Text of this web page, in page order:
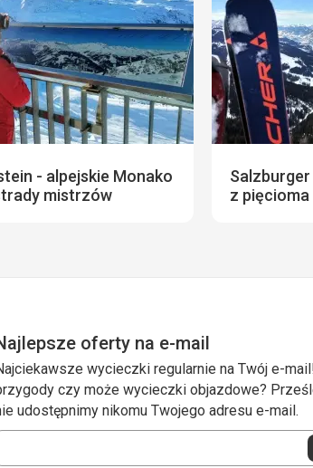
- alpejskie Monako
mistrzów
z
oferty na e-mail
wycieczki regularnie na Twój e-
czy może wycieczki objazdowe?
udostępnimy nikomu Twojego adresu e-mail.